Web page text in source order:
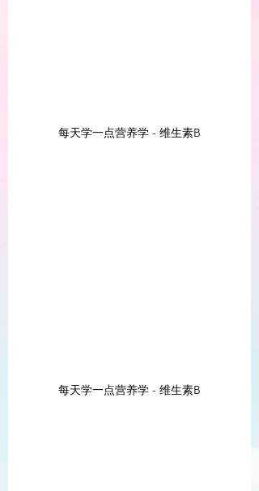
每天学一点营养学 - 维生素B
每天学一点营养学 - 维生素B